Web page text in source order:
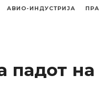
АВИО-ИНДУСТРИЈА
падот на